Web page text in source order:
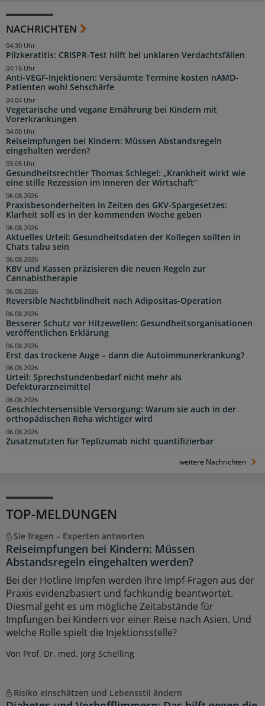
NACHRICHTEN
Pilzkeratitis: CRISPR-Test hilft bei unklaren Verdachtsfällen
04:30 Uhr
Anti-VEGF-Injektionen: Versäumte Termine kosten nAMD-
Patienten wohl Sehschärfe
04:16 Uhr
Vegetarische und vegane Ernährung bei Kindern mit
Vorerkrankungen
04:04 Uhr
Reiseimpfungen bei Kindern: Müssen Abstandsregeln
eingehalten werden?
04:00 Uhr
Gesundheitsrechtler Thomas Schlegel: „Krankheit wirkt wie
eine stille Rezession im Inneren der Wirtschaft“
03:05 Uhr
Praxisbesonderheiten in Zeiten des GKV-Spargesetzes:
Klarheit soll es in der kommenden Woche geben
06.08.2026
Aktuelles Urteil: Gesundheitsdaten der Kollegen sollten in
Chats tabu sein
06.08.2026
KBV und Kassen präzisieren die neuen Regeln zur
Cannabistherapie
06.08.2026
Reversible Nachtblindheit nach Adipositas-Operation
06.08.2026
Besserer Schutz vor Hitzewellen: Gesundheitsorganisationen
veröffentlichen Erklärung
06.08.2026
Erst das trockene Auge – dann die Autoimmunerkrankung?
06.08.2026
Urteil: Sprechstundenbedarf nicht mehr als
Defekturarzneimittel
06.08.2026
Geschlechtersensible Versorgung: Warum sie auch in der
orthopädischen Reha wichtiger wird
06.08.2026
Zusatznutzten für Teplizumab nicht quantifizierbar
06.08.2026
weitere Nachrichten
TOP-MELDUNGEN
Sie fragen – Experten antworten
Reiseimpfungen bei Kindern: Müssen
Abstandsregeln eingehalten werden?
Bei der Hotline Impfen werden Ihre Impf-Fragen aus der
Praxis evidenzbasiert und fachkundig beantwortet.
Diesmal geht es um mögliche Zeitabstände für
Impfungen bei Kindern vor einer Reise nach Asien. Und
welche Rolle spielt die Injektionsstelle?
Von Prof. Dr. med. Jörg Schelling
Risiko einschätzen und Lebensstil ändern